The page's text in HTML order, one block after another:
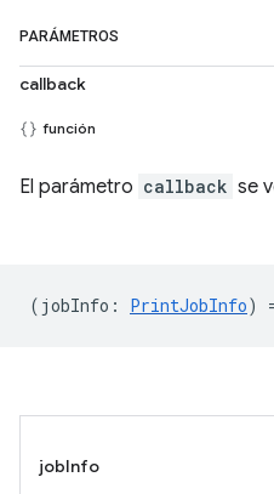
PARÁMETROS
callback
función
El parámetro callback se
( jobInfo : PrintJobInfo)
jobInfo